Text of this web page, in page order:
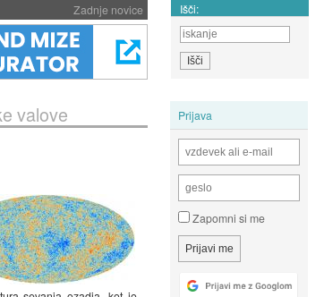
Zadnje novice Išči:
Prijava
Zapomni si me
valove